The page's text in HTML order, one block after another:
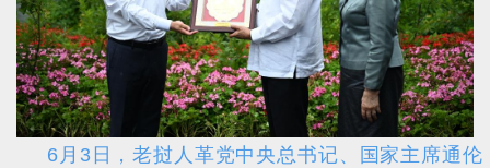
6月3日，老挝人革党中央总书记、国家主席通伦